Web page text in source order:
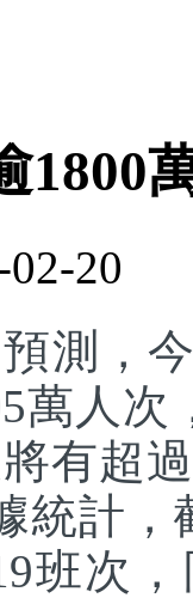
1800
20
測，
萬人次
有超
統計
班次